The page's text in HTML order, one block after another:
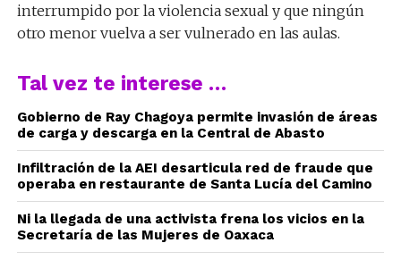
interrumpido por la violencia sexual y que ningún
otro menor vuelva a ser vulnerado en las aulas.
Tal vez te interese …
Gobierno de Ray Chagoya permite invasión de áreas
de carga y descarga en la Central de Abasto
Infiltración de la AEI desarticula red de fraude que
operaba en restaurante de Santa Lucía del Camino
Ni la llegada de una activista frena los vicios en la
Secretaría de las Mujeres de Oaxaca